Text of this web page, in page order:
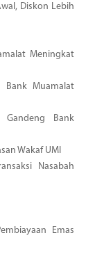
Diskon Lebih
Meningkat
Bank Muamalat
Gandeng Bank
Wakaf UMI
Nasabah
Emas